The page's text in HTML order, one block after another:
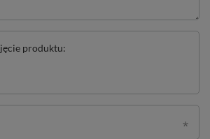
produktu: